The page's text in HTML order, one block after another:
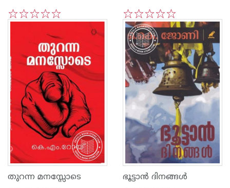
5
4
3
2
1 5
4
3
2
1
തുറന്ന മനസ്സോടെ ഭൂട്ടാന്‍ ദിനങ്ങള്‍